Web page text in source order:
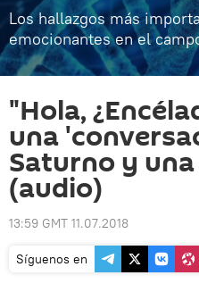
Los hallazgos más
emocionantes en el
"Hola,
una
Saturno y
(audio)
13:59 GMT 11.07.2018
Síguenos en